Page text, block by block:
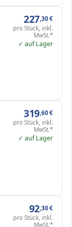
227,30€
pro Stück, inkl.
MwSt.*
✓ auf Lager
319,60€
pro Stück, inkl.
MwSt.*
✓ auf Lager
92,30€
pro Stück, inkl.
MwSt.*